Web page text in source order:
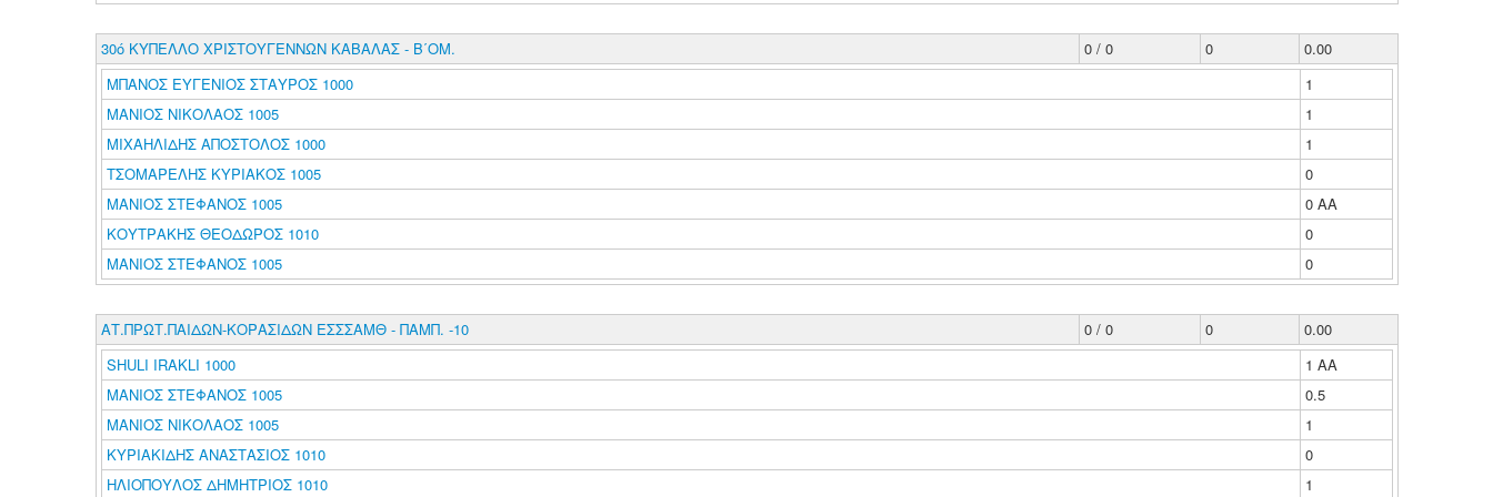
30ό ΚΥΠΕΛΛΟ ΧΡΙΣΤΟΥΓΕΝΝΩΝ ΚΑΒΑΛΑΣ - Β΄ΟΜ. 0 / 0 0
0.00
ΜΠΑΝΟΣ ΕΥΓΕΝΙΟΣ ΣΤΑΥΡΟΣ 1000
1
ΜΑΝΙΟΣ ΝΙΚΟΛΑΟΣ 1005
1
ΜΙΧΑΗΛΙΔΗΣ ΑΠΟΣΤΟΛΟΣ 1000
1
ΤΣΟΜΑΡΕΛΗΣ ΚΥΡΙΑΚΟΣ 1005
0
ΜΑΝΙΟΣ ΣΤΕΦΑΝΟΣ 1005
0 ΑΑ
ΚΟΥΤΡΑΚΗΣ ΘΕΟΔΩΡΟΣ 1010
0
ΜΑΝΙΟΣ ΣΤΕΦΑΝΟΣ 1005
0
ΑΤ.ΠΡΩΤ.ΠΑΙΔΩΝ-ΚΟΡΑΣΙΔΩΝ ΕΣΣΣΑΜΘ - ΠΑΜΠ. -10 0 / 0 0
0.00
SHULI IRAKLI 1000
1 ΑΑ
ΜΑΝΙΟΣ ΣΤΕΦΑΝΟΣ 1005
0.5
ΜΑΝΙΟΣ ΝΙΚΟΛΑΟΣ 1005
1
ΚΥΡΙΑΚΙΔΗΣ ΑΝΑΣΤΑΣΙΟΣ 1010
0
ΗΛΙΟΠΟΥΛΟΣ ΔΗΜΗΤΡΙΟΣ 1010
1